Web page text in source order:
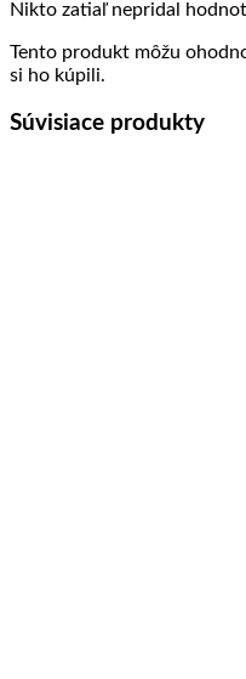
Nikto zatiaľ nepridal
Tento produkt môžu
si ho kúpili.
Súvisiace produkty